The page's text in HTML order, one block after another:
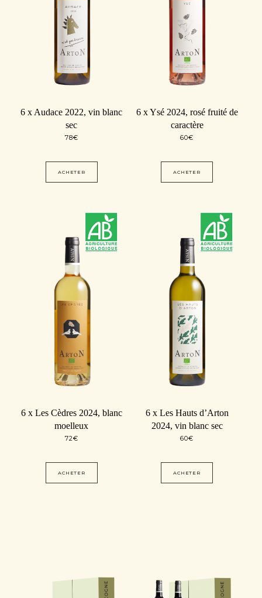
6 x Audace 2022, vin blanc
sec
78€
ACHETER
6 x Ysé 2024, rosé fruité de
caractère
60€
ACHETER
6 x Les Cèdres 2024, blanc
moelleux
72€
ACHETER
6 x Les Hauts d’Arton
2024, vin blanc sec
60€
ACHETER